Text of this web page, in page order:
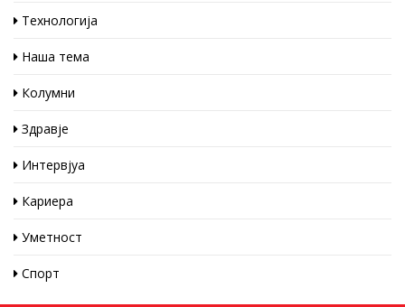
Технологија
Наша тема
Колумни
Здравје
Интервјуа
Кариера
Уметност
Спорт